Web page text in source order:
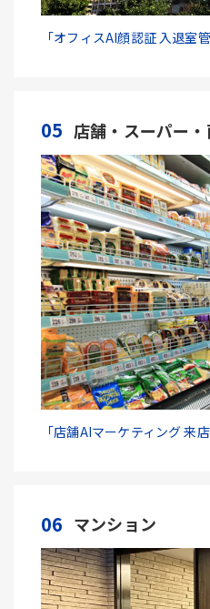
「オフィスAI顔認証 入退室
05 店舗・スーパー
「店舗AIマーケティング 来
06 マンション